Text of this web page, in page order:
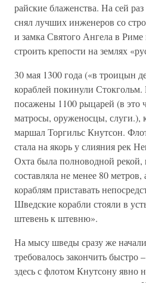
райские блаженства. На сей
снял лучших инженеров со
и замка Святого Ангела в
строить крепости на землях
30 мая 1300 года («в троицын
кораблей покинули
посажены 1100 рыцарей (в это
матросы, оруженосцы, слуги.),
маршал Торгильс Кнутсон.
стала на якорь у слияния рек
Охта была полноводной рекой,
составляла не менее 80 метров,
кораблям приставать
Шведские корабли стояли в
штевень к штевню».
На мысу шведы сразу же начали
требовалось закончить быстро
здесь с флотом Кнутсону явно